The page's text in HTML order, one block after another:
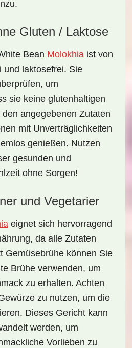
Gluten / Laktose
Bean Molokhiaist von
und laktosefrei. Sie
um
sie keine glutenhaltigen
angegebenen Zutaten
mit Unverträglichkeiten
genießen. Nutzen
gesunden und
ohne Sorgen!
und Vegetarier
eignet sich hervorragend
, da alle Zutaten
Gemüsebrühe können Sie
Brühe verwenden, um
zu erhalten. Achten
zu nutzen, um die
Dieses Gericht kann
werden, um
Vorlieben zu